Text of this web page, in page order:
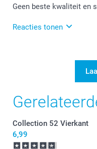
Geen beste kwaliteit en
Reacties tonen
Bedankt voor je
Je mag ons
Wij kijken graag
Collection 52 Vierkant
6,99